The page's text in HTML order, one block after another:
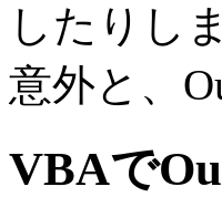
したりし
意外と、
VBAで